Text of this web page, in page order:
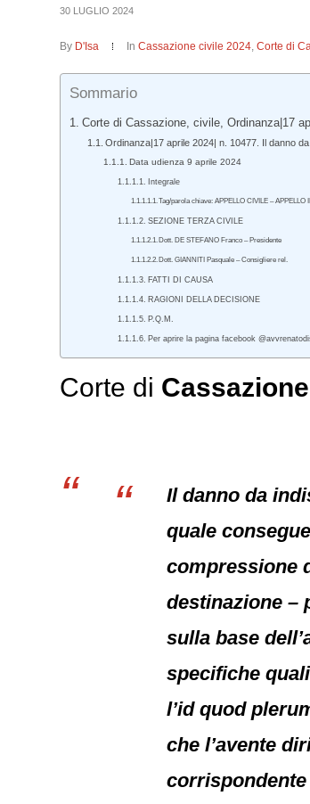
30 LUGLIO 2024
By D'Isa InCassazione civile 2024,Corte di
Sommario
Corte di Cassazione, civile, Ordinanza|17
Ordinanza|17 aprile 2024| n. 10477. Il danno
Data udienza 9 aprile 2024
Integrale
Tag/parola chiave: APPELLO CIVILE –
SEZIONE TERZA CIVILE
Dott. DE STEFANO Franco – Presidente
Dott. GIANNITI Pasquale – Consigliere rel.
FATTI DI CAUSA
RAGIONI DELLA DECISIONE
P.Q.M.
Per aprire la pagina facebook
Corte di Cassazione
Il danno da
quale
compressione
destinazione –
sulla base
specifiche
l’id quod
che l’avente
corrispondente